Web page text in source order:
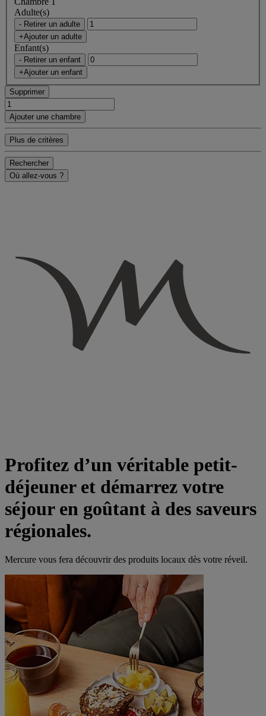
Adulte(s)
- Retirer un adulte
+Ajouter un adulte
Enfant(s)
- Retirer un enfant
+Ajouter un enfant
Supprimer
Ajouter une chambre
Plus de critères
Rechercher
Où allez-vous ?
Profitez d’un véritable petit-
déjeuner et démarrez votre
séjour en goûtant à des saveurs
régionales.
Mercure vous fera découvrir des produits locaux dès votre réveil.